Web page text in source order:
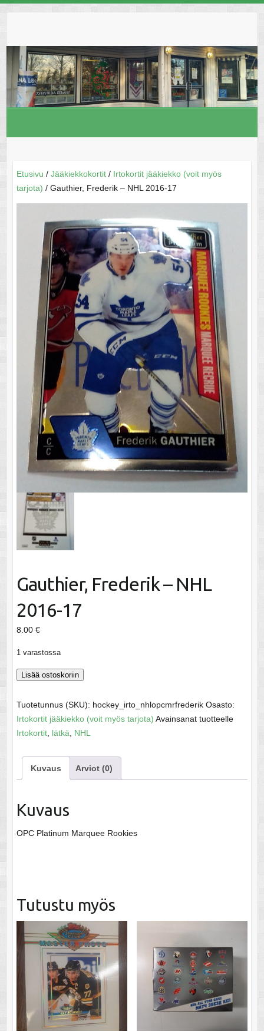
Etusivu / Jääkiekkokortit/ Irtokortit jääkiekko (voit myös
tarjota) / Gauthier, Frederik – NHL 2016-17
Gauthier, Frederik – NHL
2016-17
8.00 €
1 varastossa
Gauthier,
-
NHL
2016-
määrä
Lisää ostoskoriin
Tuotetunnus (SKU): hockey_irto_nhlopcmrfrederik Osasto:
Irtokortit jääkiekko (voit myös tarjota) Avainsanat tuotteelle
Irtokortit, lätkä NHL
Kuvaus Arviot (0)
Kuvaus
OPC Platinum Marquee Rookies
Tutustu myös